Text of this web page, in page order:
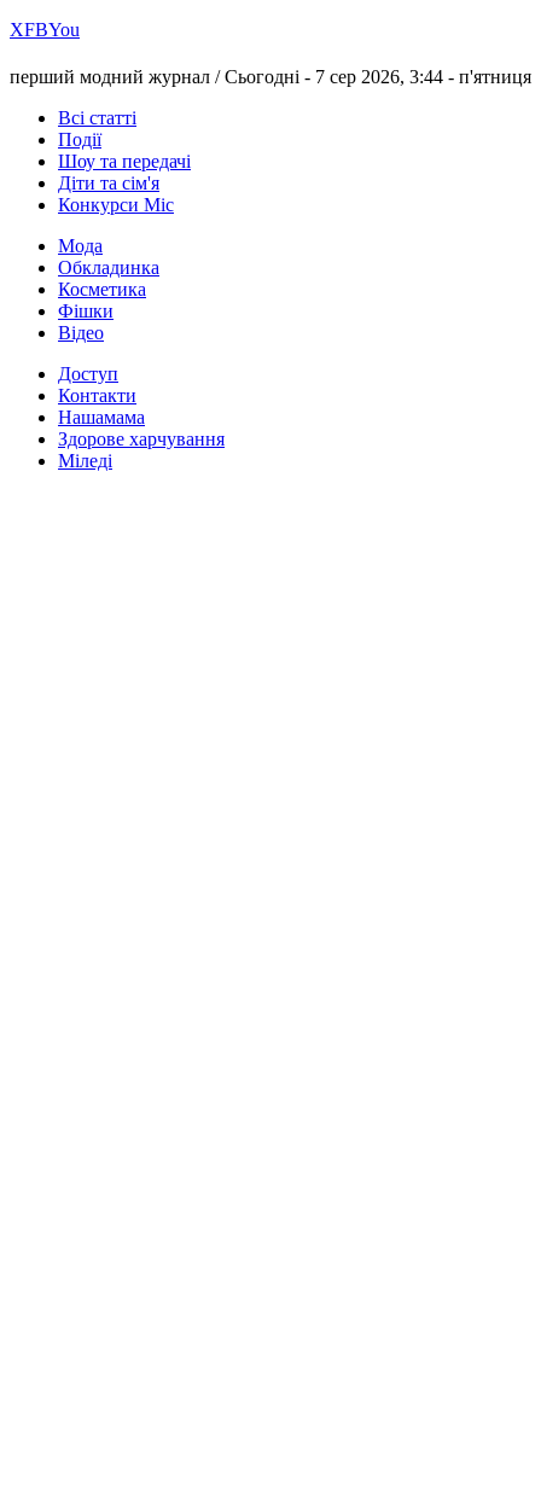
ХFBYou
перший модний журнал /Сьогодні - 7 сер 2026, 3:44 - п'ятниця
Всі статті
Події
Шоу та передачі
Діти та сім'я
Конкурси Міс
Мода
Обкладинка
Косметика
Фішки
Відео
Доступ
Контакти
Нашамама
Здорове харчування
Міледі